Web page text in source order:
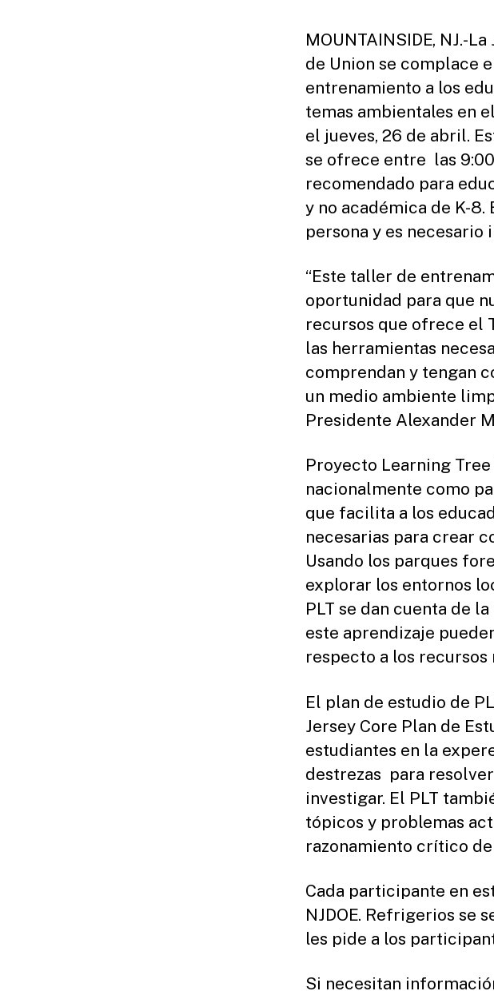
MOUNTAINSIDE, NJ.-
de Union se complace
entrenamiento a los
temas ambientales en
el jueves, 26 de abril.
se ofrece entre las 9:00
recomendado para
y no académica de K-
persona y es
“Este taller de
oportunidad para que
recursos que ofrece el
las herramientas
comprendan y tengan
un medio ambiente
Presidente Alexander
Proyecto Learning
nacionalmente como
que facilita a los
necesarias para crear
Usando los parques
explorar los entornos
PLT se dan cuenta de
este aprendizaje
respecto a los recursos
El plan de estudio de
Jersey Core Plan de
estudiantes en la
destrezas para
investigar. El PLT
tópicos y problemas
razonamiento crítico
Cada participante en
NJDOE. Refrigerios se
les pide a los
Si necesitan